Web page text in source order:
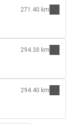
271.40 km
294.38 km
294.40 km